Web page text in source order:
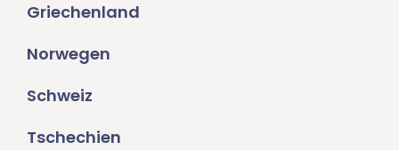
Griechenland
Norwegen
Schweiz
Tschechien